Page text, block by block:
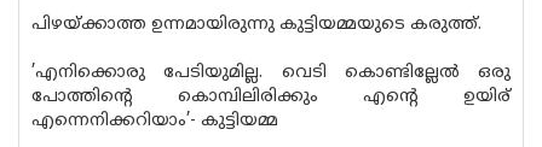
പിഴയ്ക്കാത്ത ഉന്നമായിരുന്നു കുട്ടിയമ്മയുടെ കരുത്ത്.
’എനിക്കൊരു പേടിയുമില്ല. വെടി കൊണ്ടില്ലേൽ ഒരു
പോത്തിന്റെ കൊമ്പിലിരിക്കും എൻ്റെ ഉയിര്
എന്നെനിക്കറിയാം’- കുട്ടിയമ്മ